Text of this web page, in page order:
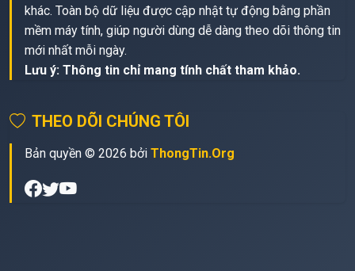
khác. Toàn bộ dữ liệu được cập nhật tự động bằng phần
mềm máy tính, giúp người dùng dễ dàng theo dõi thông tin
mới nhất mỗi ngày.
Lưu ý: Thông tin chỉ mang tính chất tham khảo.
THEO DÕI CHÚNG TÔI
Bản quyền © 2026 bởi ThongTin.Org